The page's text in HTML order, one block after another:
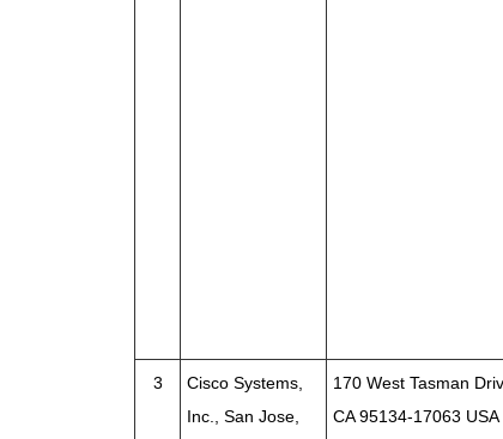
3
Cisco Systems,
Inc., San Jose,
170 West Tasman
CA 95134-17063 USA